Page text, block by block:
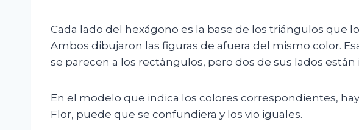
Cada lado del hexágono es la base de los triángulos que
Ambos dibujaron las figuras de afuera del mismo color.
se parecen a los rectángulos, pero dos de sus lados están
En el modelo que indica los colores correspondientes,
Flor, puede que se confundiera y los vio iguales.